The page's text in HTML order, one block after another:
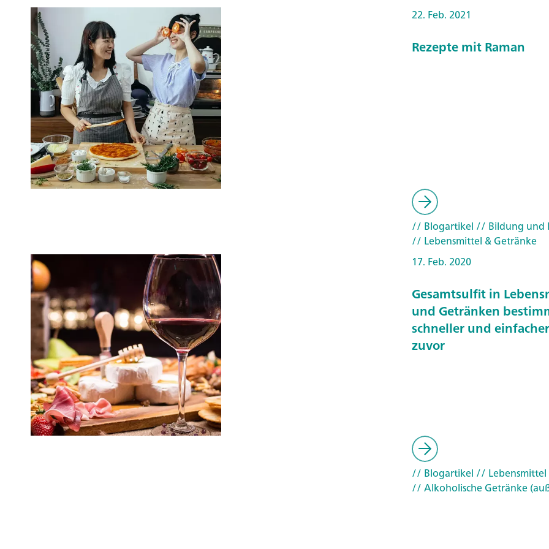
22. Feb. 2021
Rezepte mit Raman
// Blogartikel // Bildung und
// Lebensmittel & Getränke
17. Feb. 2020
Gesamtsulfit in
und Getränken
schneller und
zuvor
// Blogartikel //
// Alkoholische Getränke